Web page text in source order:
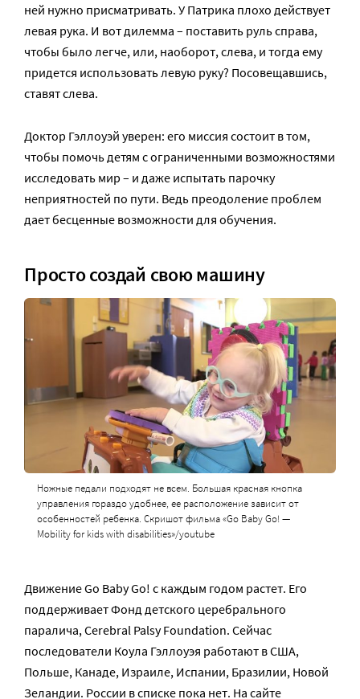
ней нужно присматривать. У Патрика плохо действует
левая рука. И вот дилемма – поставить руль справа,
чтобы было легче, или, наоборот, слева, и тогда ему
придется использовать левую руку? Посовещавшись,
ставят слева.
Доктор Гэллоуэй уверен: его миссия состоит в том,
чтобы помочь детям с ограниченными возможностями
исследовать мир – и даже испытать парочку
неприятностей по пути. Ведь преодоление проблем
дает бесценные возможности для обучения.
Просто создай свою машину
Ножные педали подходят не всем. Большая красная кнопка
управления гораздо удобнее, ее расположение зависит от
особенностей ребенка. Скришот фильма «Go Baby Go! —
Mobility for kids with disabilities»/youtube
Движение Go Baby Go! с каждым годом растет. Его
поддерживает Фонд детского церебрального
паралича, Cerebral Palsy Foundation. Сейчас
последователи Коула Гэллоуэя работают в США,
Польше, Канаде, Израиле, Испании, Бразилии, Новой
Зеландии. России в списке пока нет. На сайте